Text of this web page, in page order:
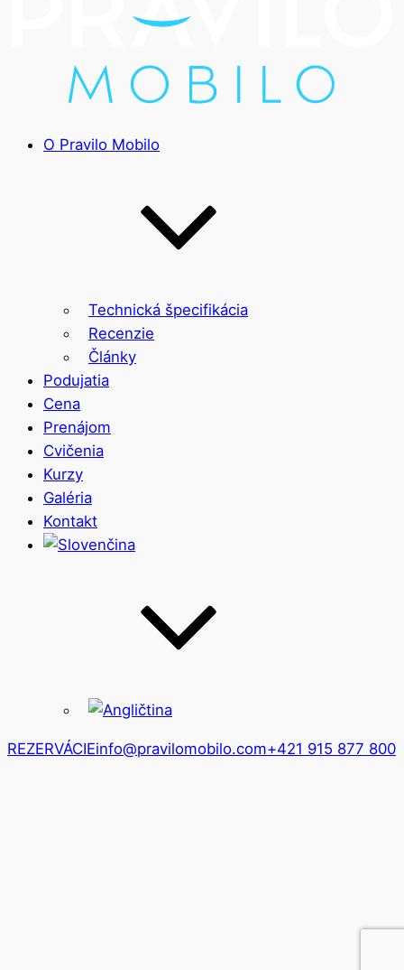
O Pravilo Mobilo
Technická špecifikácia
Recenzie
Články
Podujatia
Cena
Prenájom
Cvičenia
Kurzy
Galéria
Kontakt
REZERVÁCIEinfo@pravilomobilo.com+421 915 877 800